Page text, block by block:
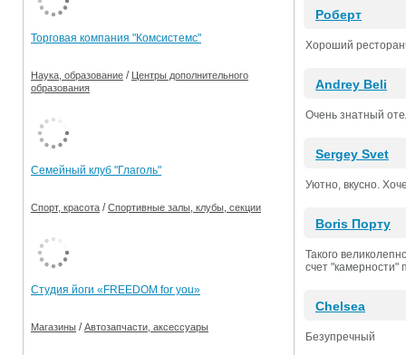
Роберт
Хороший
Andrey Beli
Очень знатный
Sergey Svet
Уютно, вкусно.
Boris Порту
Такого
счет "камерности"
Chelsea
Безупречный
Торговая компания "Комсистемс"
Наука, образование / Центры дополнительного
образования
Семейный клуб "Глаголь"
Спорт, красота /Спортивные залы, клубы, секции
Студия йоги «FREEDOM for you»
Магазины /Автозапчасти, аксессуары